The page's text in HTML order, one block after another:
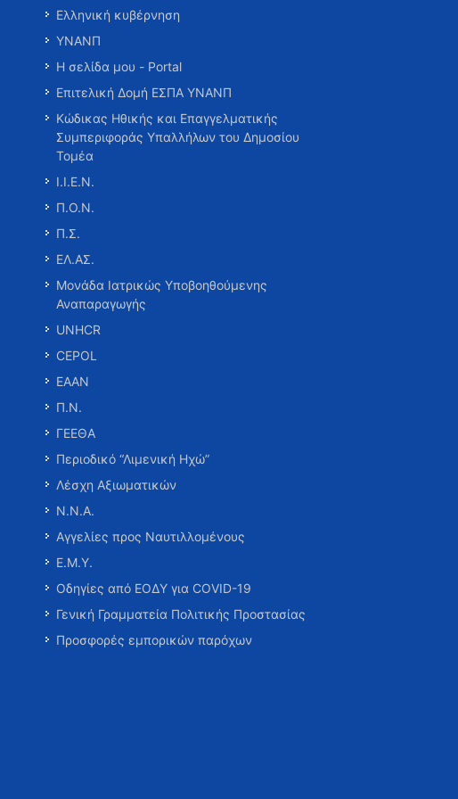
Ελληνική κυβέρνηση
ΥΝΑΝΠ
Η σελίδα μου - Portal
Επιτελική Δομή ΕΣΠΑ ΥΝΑΝΠ
Κώδικας Ηθικής και Επαγγελματικής
Συμπεριφοράς Υπαλλήλων του Δημοσίου
Τομέα
Ι.Ι.Ε.Ν.
Π.Ο.Ν.
Π.Σ.
ΕΛ.ΑΣ.
Μονάδα Ιατρικώς Υποβοηθούμενης
Αναπαραγωγής
UNHCR
CEPOL
ΕΑΑΝ
Π.Ν.
ΓΕΕΘΑ
Περιοδικό “Λιμενική Ηχώ”
Λέσχη Αξιωματικών
Ν.Ν.Α.
Αγγελίες προς Ναυτιλλομένους
Ε.Μ.Υ.
Οδηγίες από ΕΟΔΥ για COVID-19
Γενική Γραμματεία Πολιτικής Προστασίας
Προσφορές εμπορικών παρόχων